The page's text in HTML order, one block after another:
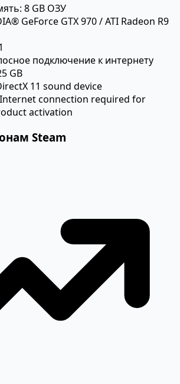
8 GB ОЗУ
GeForce GTX 970 / ATI Radeon R9
подключение к интернету
GB
11 sound device
Internet connection required for
activation
Steam